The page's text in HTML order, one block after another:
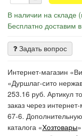
В наличии на складе
Бесплатно доставим в
Задать вопрос
Интернет-магазин
«Дуршлаг-сито
253.16 руб. Артикул
заказ через
67-6.
каталога «Хозтовары